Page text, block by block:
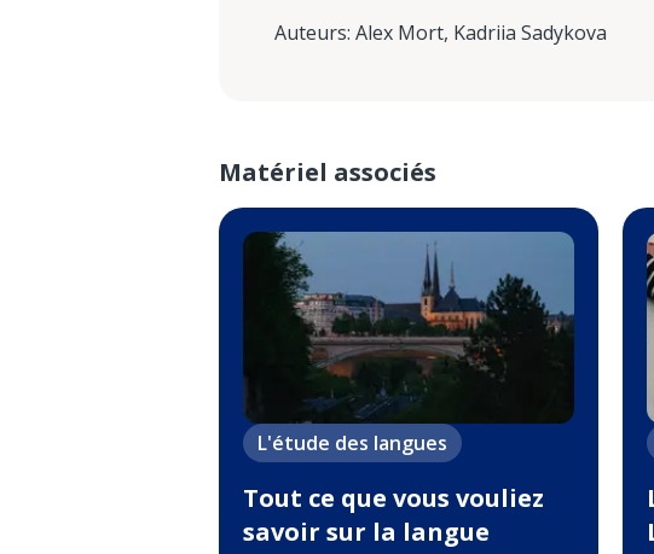
Auteurs: Alex Mort, Kadriia Sadykova
Matériel associés
L'étude des langues
Tout ce que vous vouliez
savoir sur la langue